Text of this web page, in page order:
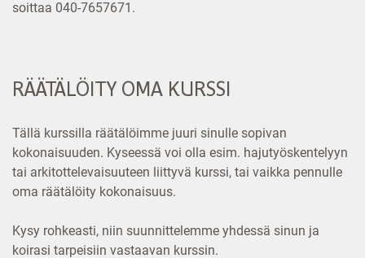
soittaa 040-7657671.
RÄÄTÄLÖITY OMA KURSSI
Tällä kurssilla räätälöimme juuri sinulle sopivan
kokonaisuuden. Kyseessä voi olla esim. hajutyöskentelyyn
tai arkitottelevaisuuteen liittyvä kurssi, tai vaikka pennulle
oma räätälöity kokonaisuus.
Kysy rohkeasti, niin suunnittelemme yhdessä sinun ja
koirasi tarpeisiin vastaavan kurssin.